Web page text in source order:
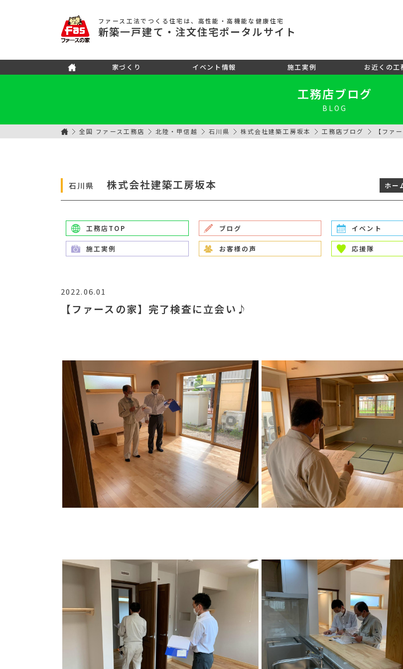
ファース工法でつくる住宅 は、高性能・高機能な健康住宅
新築一戸建て ・注文住宅ポータルサイト
家づくり イベント情報 施工実例 お近くの工
工務店ブログ
BLOG
全国 ファース工務店 北陸・甲信越 石川県 株式会社建築工房坂本 工務店ブログ 【ファ
石川県 株式会社建築工房坂本 ホー
工務店TOP ブログ イベント
施工実例 お客様の声 応援隊
2022.06.01
【ファースの家】完了検査に立会い♪